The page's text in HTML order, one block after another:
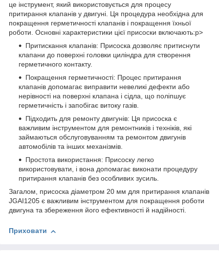
це інструмент, який використовується для процесу
притирання клапанів у двигуні. Ця процедура необхідна для
покращення герметичності клапанів і покращення їхньої
роботи. Основні характеристики цієї присоски включають:p>
Притискання клапанів: Присоска дозволяє притиснути
клапани до поверхні головки циліндра для створення
герметичного контакту.
Покращення герметичності: Процес притирання
клапанів допомагає виправити невеликі дефекти або
нерівності на поверхні клапана і сідла, що поліпшує
герметичність і запобігає витоку газів.
Підходить для ремонту двигунів: Ця присоска є
важливим інструментом для ремонтників і техніків, які
займаються обслуговуванням та ремонтом двигунів
автомобілів та інших механізмів.
Простота використання: Присоску легко
використовувати, і вона допомагає виконати процедуру
притирання клапанів без особливих зусиль.
Загалом, присоска діаметром 20 мм для притирання клапанів
JGAI1205 є важливим інструментом для покращення роботи
двигуна та збереження його ефективності й надійності.
Приховати